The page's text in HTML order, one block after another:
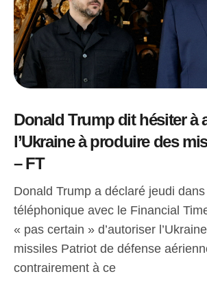
Donald Trump dit hésiter à
l’Ukraine à produire des
– FT
Donald Trump a déclaré jeudi
téléphonique avec le Financial
« pas certain » d’autoriser
missiles Patriot de défense
contrairement à ce